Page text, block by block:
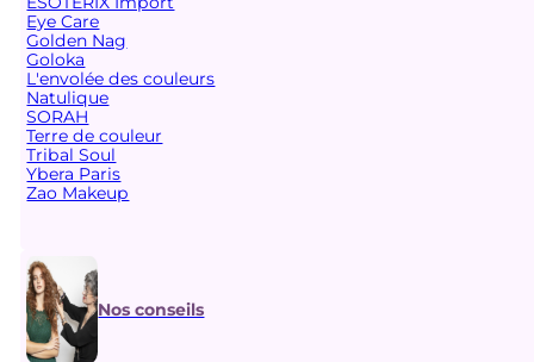
Eye Care
Golden Nag
Goloka
L'envolée des couleurs
Natulique
SORAH
Terre de couleur
Tribal Soul
Ybera Paris
Zao Makeup
Nos conseils